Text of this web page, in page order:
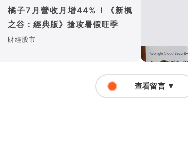
橘子7月營收月增44%！《新楓
之谷：經典版》搶攻暑假旺季
財經股市
查看留言 ▼